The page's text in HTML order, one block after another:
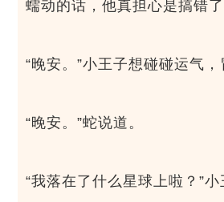
蠕动的话，他真担心是搞错了
“晚安。”小王子想碰碰运气，
“晚安。”蛇说道。
“我落在了什么星球上啦？”小